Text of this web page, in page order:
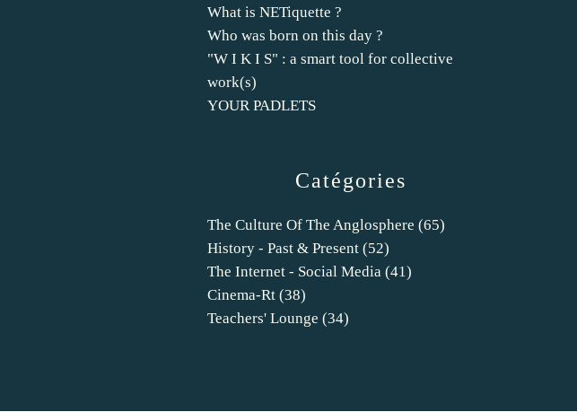
Catégories
The Culture Of The Anglosphere (65)
History - Past & Present (52)
The Internet - Social Media (41)
Cinema-Rt (38)
Teachers' Lounge (34)
What is NETiquette ?
Who was born on this day ?
"W I K I S" : a smart tool for collective
work(s)
YOUR PADLETS